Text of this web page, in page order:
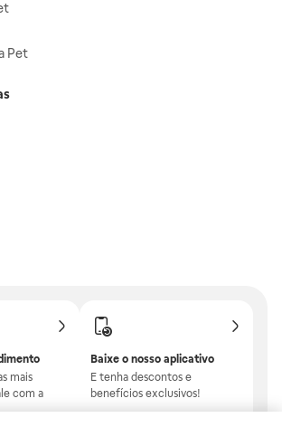
Pet
mais
com a
Baixe o nosso aplicativo
E tenha descontos e
benefícios exclusivos!